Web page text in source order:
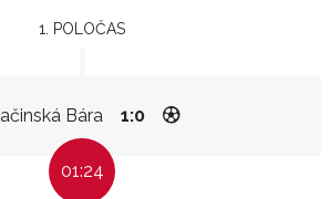
1. POLOČAS
Bára 1:0
01:24